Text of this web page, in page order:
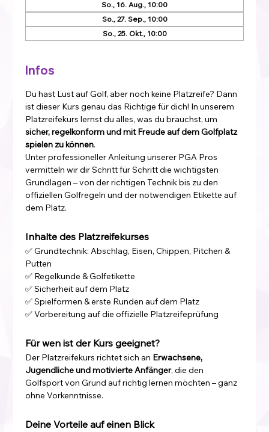
So., 16. Aug., 10:00
So., 27. Sep., 10:00
So., 25. Okt., 10:00
Infos
Du hast Lust auf Golf, aber noch keine Platzreife? Dann
ist dieser Kurs genau das Richtige für dich! In unserem
Platzreifekurs lernst du alles, was du brauchst, um
sicher, regelkonform und mit Freude auf dem Golfplatz
spielen zu können.
Unter professioneller Anleitung unserer PGA Pros
vermitteln wir dir Schritt für Schritt die wichtigsten
Grundlagen – von der richtigen Technik bis zu den
offiziellen Golfregeln und der notwendigen Etikette auf
dem Platz.
Inhalte des Platzreifekurses
✅ Grundtechnik: Abschlag, Eisen, Chippen, Pitchen &
Putten
✅ Regelkunde & Golfetikette
✅ Sicherheit auf dem Platz
✅ Spielformen & erste Runden auf dem Platz
✅ Vorbereitung auf die offizielle Platzreifeprüfung
Für wen ist der Kurs geeignet?
Der Platzreifekurs richtet sich an Erwachsene,
Jugendliche und motivierte Anfänger, die den
Golfsport von Grund auf richtig lernen möchten – ganz
ohne Vorkenntnisse.
Deine Vorteile auf einen Blick